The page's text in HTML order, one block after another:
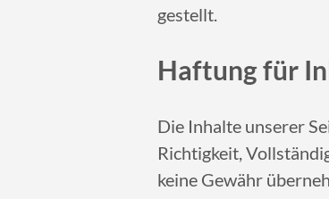
gestellt.
Haftung für
Die Inhalte unserer
Richtigkeit,
keine Gewähr